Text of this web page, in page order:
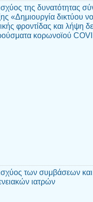
της δυνατότητας
«Δημιουργία δικτύου
φροντίδας και λήψη
κορωνοϊού
των συμβάσεων και
ιατρών